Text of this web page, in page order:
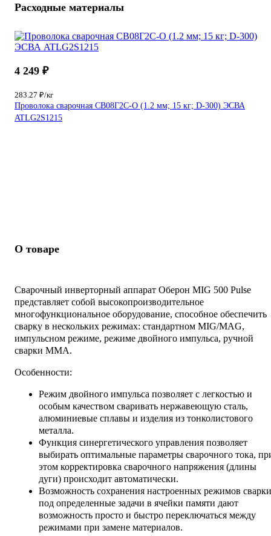
Расходные материалы
4 249 ₽
283.27 ₽/кг
Проволока сварочная СВ08Г2С-О (1.2 мм; 15 кг; D-300) ЭСВА
ATLG2S1215
О товаре
Сварочный инверторный аппарат Оберон MIG 500 Pulse
представляет собой высокопроизводительное
многофункциональное оборудование, способное обеспечить
сварку в нескольких режимах: стандартном MIG/MAG,
импульсном режиме, режиме двойного импульса, ручной
сварки MMA.
Особенности:
Режим двойного импульса позволяет с легкостью и
особым качеством сваривать нержавеющую сталь,
алюминиевые сплавы и изделия из тонколистового
металла.
Функция синергетического управления позволяет
выбирать оптимальные параметры сварочного тока,
этом корректировка сварочного напряжения (длины
дуги) происходит автоматически.
Возможность сохранения настроенных режимов сварки
под определенные задачи в ячейки памяти дают
возможность просто и быстро переключаться между
режимами при замене материалов.